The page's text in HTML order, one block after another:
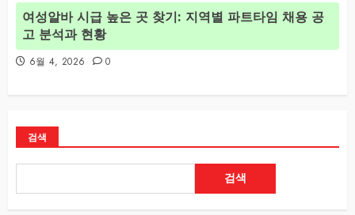
여성알바 시급 높은 곳 찾기: 지역별 파트타임 채용 공
고 분석과 현황
6월 4, 2026 0
검색
검색